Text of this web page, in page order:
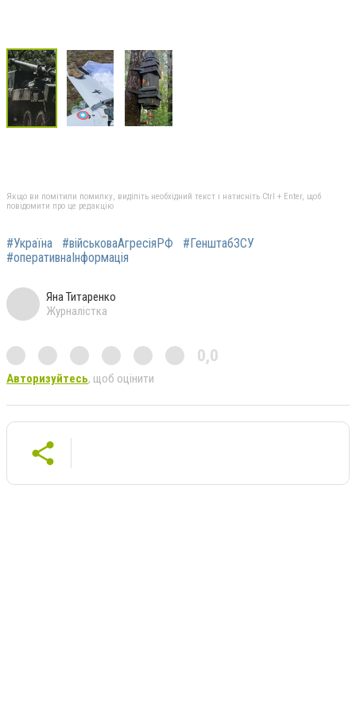
Якщо ви помітили помилку, виділіть необхідний текст і натисніть Ctrl + Enter, щоб
повідомити про це редакцію
#Україна #військоваАгресіяРФ
#ГенштабЗСУ
#оперативнаІнформація
Яна Титаренко
Журналістка
0,0
Авторизуйтесь, щоб оцінити